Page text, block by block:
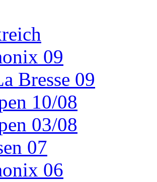
09
Bresse 09
10/08
03/08
07
06